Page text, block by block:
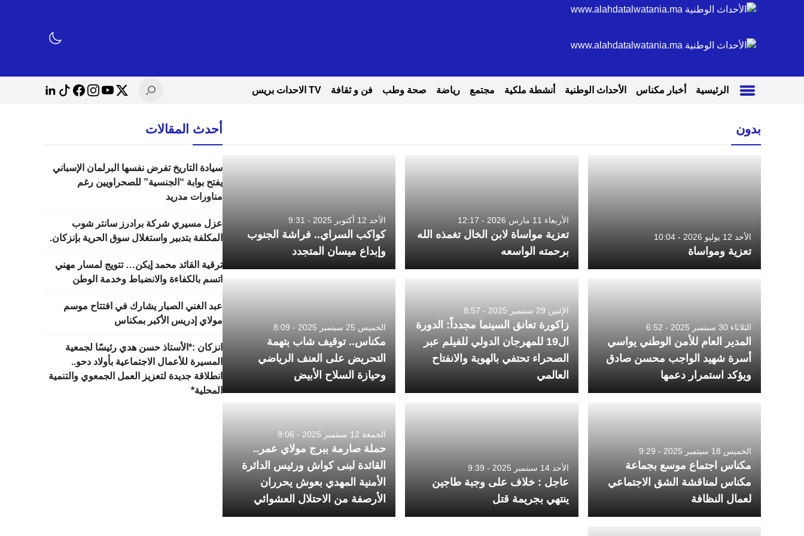
الرئيسية أخبار مكناس الأحداث الوطنية أنشطة ملكية مجتمع رياضة صحة وطب فن و ثقافة TV الاحدات بريس
بدون
الأحد 12 يوليو 2026 - 10:04
تعزية ومواساة
الأربعاء 11 مارس 2026 - 12:17
تعزية مواساة لابن الخال تغمذه الله
برحمته الواسعه
الأحد 12 أكتوبر 2025 - 9:31
كواكب السراي.. فراشة الجنوب
وإبداع ميسان المتجدد
الثلاثاء 30 سبتمبر 2025 - 6:52
المدير العام للأمن الوطني يواسي
أسرة شهيد الواجب محسن صادق
ويؤكد استمرار دعمها
الإثنين 29 سبتمبر 2025 - 8:57
زاكورة تعانق السينما مجدداً: الدورة
ال19 للمهرجان الدولي للفيلم عبر
الصحراء تحتفي بالهوية والانفتاح
العالمي
الخميس 25 سبتمبر 2025 - 8:09
مكناس.. توقيف شاب بتهمة
التحريض على العنف الرياضي
وحيازة السلاح الأبيض
الخميس 18 سبتمبر 2025 - 9:29
مكناس اجتماع موسع بجماعة
مكناس لمناقشة الشق الاجتماعي
لعمال النظافة
الأحد 14 سبتمبر 2025 - 9:39
عاجل : خلاف على وجبة طاجين
ينتهي بجريمة قتل
الجمعة 12 سبتمبر 2025 - 9:06
حملة صارمة ببرج مولاي عمر..
القائدة لبنى كواش ورئيس الدائرة
الأمنية المهدي بعوش يحرران
الأرصفة من الاحتلال العشوائي
أحدث المقالات
سيادة التاريخ تفرض نفسها البرلمان الإسباني
يفتح بوابة “الجنسية” للصحراويين رغم
مناورات مدريد
عزل مسيري شركة برادرز سانتر شوب
المكلفة بتدبير واستغلال سوق الحرية بإنزكان.
ترقية القائد محمد إيكن… تتويج لمسار مهني
اتسم بالكفاءة والانضباط وخدمة الوطن
عبد الغني الصبار يشارك في افتتاح موسم
مولاي إدريس الأكبر بمكناس
انزكان :*الأستاذ حسن هدي رئيسًا لجمعية
المسيرة للأعمال الاجتماعية بأولاد دحو..
انطلاقة جديدة لتعزيز العمل الجمعوي والتنمية
المحلية*